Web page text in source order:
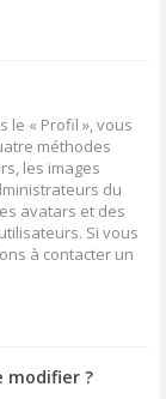
le « Profil », vous
méthodes
les images
du
avatars et des
Si vous
à contacter un
modifier ?